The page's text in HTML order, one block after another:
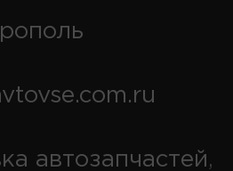
автозапчастей,